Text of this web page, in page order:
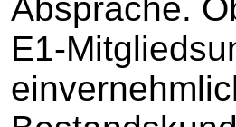
Absprache.
E1-